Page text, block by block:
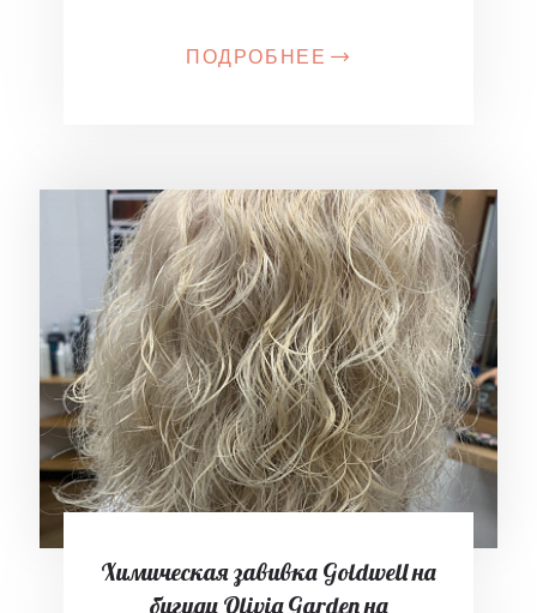
ПОДРОБНЕЕ
Химическая завивка Goldwell на
бигуди Olivia Garden на